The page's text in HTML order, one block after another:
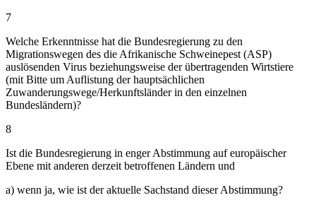
7
Welche Erkenntnisse hat die Bundesregierung zu den
Migrationswegen des die Afrikanische Schweinepest (ASP)
auslösenden Virus beziehungsweise der übertragenden Wirtstiere
(mit Bitte um Auflistung der hauptsächlichen
Zuwanderungswege/Herkunftsländer in den einzelnen
Bundesländern)?
8
Ist die Bundesregierung in enger Abstimmung auf europäischer
Ebene mit anderen derzeit betroffenen Ländern und
a) wenn ja, wie ist der aktuelle Sachstand dieser Abstimmung?